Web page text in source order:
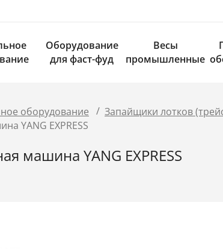
Оборудование
для фаст-фуд
Весы
промышленные
оборудование / Запайщики лотков
YANG EXPRESS
машина YANG EXPRESS